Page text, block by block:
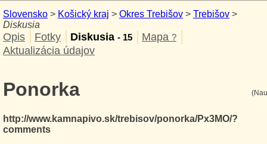
Slovensko > Košický kraj > Okres Trebišov > Trebišov >
Diskusia
Opis Fotky Diskusia - 15 Mapa ?
Aktualizácia údajov
Ponorka
http://www.kamnapivo.sk/trebisov/ponorka/Px3MO/?
comments